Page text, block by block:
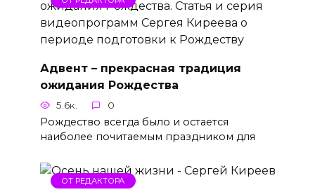
Адвент – прекрасная традиция
ожидания Рождества
5.6к. 0
Рождество всегда было и остается
наиболее почитаемым праздником для
ОТ РЕДАКТОРА